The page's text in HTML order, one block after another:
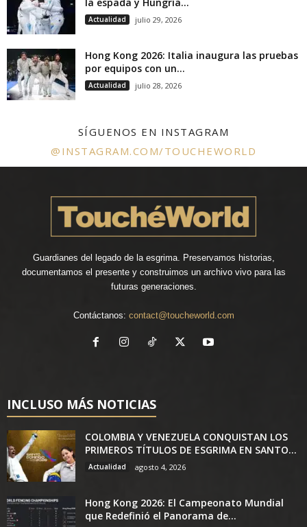
la espada y Hungría...
Actualidad julio 29, 2026
Hong Kong 2026: Italia inaugura las pruebas
por equipos con un...
Actualidad julio 28, 2026
SÍGUENOS EN INSTAGRAM
@INSTAGRAM.COM/TOUCHEWORLD
Guardianes del legado de la esgrima. Preservamos historias,
documentamos el presente y construimos un archivo vivo para las
futuras generaciones.
Contáctanos: contact@toucheworld.com
INCLUSO MÁS NOTICIAS
COLOMBIA Y VENEZUELA CONQUISTAN LOS
PRIMEROS TÍTULOS DE ESGRIMA EN SANTO...
Actualidad agosto 4, 2026
Hong Kong 2026: El Campeonato Mundial
que Redefinió el Panorama de...